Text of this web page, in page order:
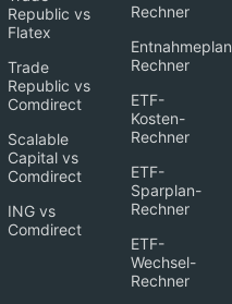
Republic vs
Flatex
Trade
Republic vs
Comdirect
Scalable
Capital vs
Comdirect
ING vs
Comdirect
Rechner
Rechner
ETF-
Kosten-
Rechner
ETF-
Sparplan-
Rechner
ETF-
Wechsel-
Rechner